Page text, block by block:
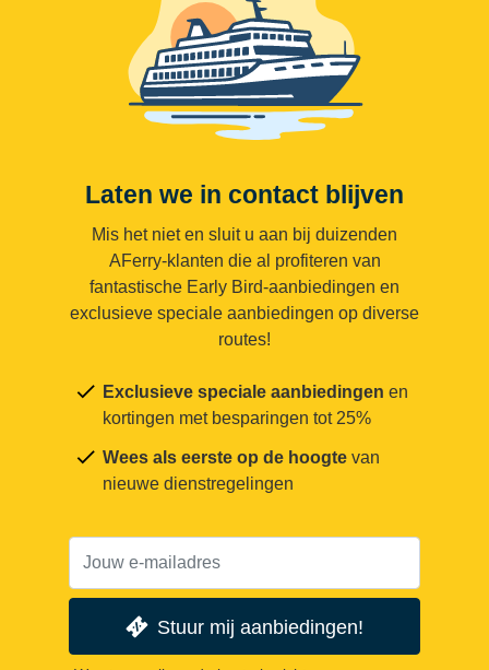
Laten we in contact blijven
Mis het niet en sluit u aan bij duizenden
AFerry-klanten die al profiteren van
fantastische Early Bird-aanbiedingen en
exclusieve speciale aanbiedingen op diverse
routes!
Exclusieve speciale aanbiedingen en
kortingen met besparingen tot 25%
Wees als eerste op de hoogte van
nieuwe dienstregelingen
Stuur mij aanbiedingen!